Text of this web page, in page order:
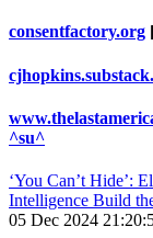
consentfactory.org
^su^
‘You Can’t Hide’:
Intelligence Build
05 Dec 2024